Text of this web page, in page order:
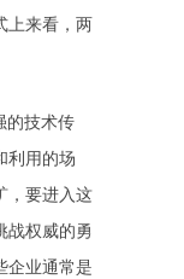
上来看，两
的技术传
利用的场
，要进入这
战权威的勇
企业通常是